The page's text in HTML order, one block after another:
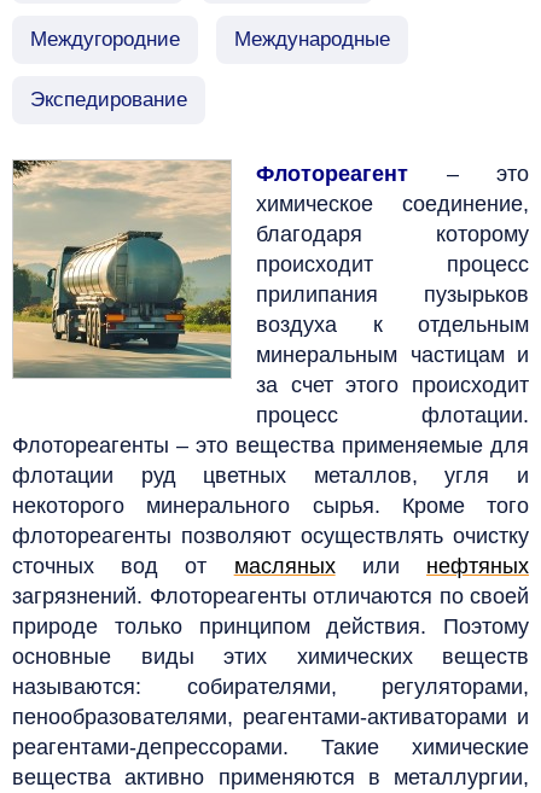
Междугородние Международные
Экспедирование
Флотореагент – это
химическое соединение,
благодаря которому
происходит процесс
прилипания пузырьков
воздуха к отдельным
минеральным частицам и
за счет этого происходит
процесс флотации.
Флотореагенты – это вещества применяемые для
флотации руд цветных металлов, угля и
некоторого минерального сырья. Кроме того
флотореагенты позволяют осуществлять очистку
сточных вод от масляныхили нефтяных
загрязнений. Флотореагенты отличаются по своей
природе только принципом действия. Поэтому
основные виды этих химических веществ
называются: собирателями, регуляторами,
пенообразователями, реагентами-активаторами и
реагентами-депрессорами. Такие химические
вещества активно применяются в металлургии,